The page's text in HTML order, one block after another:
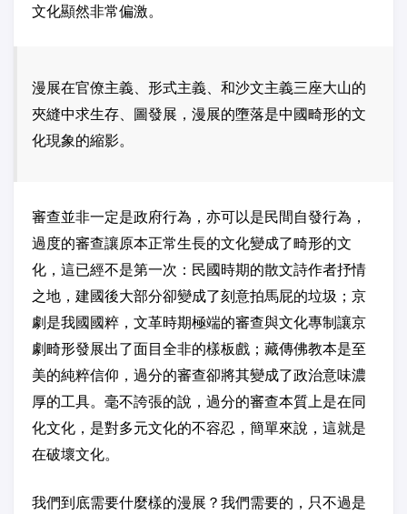
文化顯然非常偏激。
漫展在官僚主義、形式主義、和沙文主義三座大山的
夾縫中求生存、圖發展，漫展的墮落是中國畸形的文
化現象的縮影。
審查並非一定是政府行為，亦可以是民間自發行為，
過度的審查讓原本正常生長的文化變成了畸形的文
化，這已經不是第一次：民國時期的散文詩作者抒情
之地，建國後大部分卻變成了刻意拍馬屁的垃圾；京
劇是我國國粹，文革時期極端的審查與文化專制讓京
劇畸形發展出了面目全非的樣板戲；藏傳佛教本是至
美的純粹信仰，過分的審查卻將其變成了政治意味濃
厚的工具。毫不誇張的說，過分的審查本質上是在同
化文化，是對多元文化的不容忍，簡單來說，這就是
在破壞文化。
我們到底需要什麼樣的漫展？我們需要的，只不過是